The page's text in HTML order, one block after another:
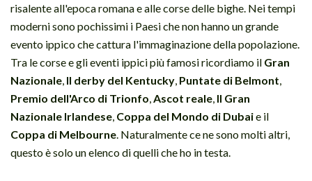
risalente all'epoca romana e alle corse delle bighe. Nei tempi
moderni sono pochissimi i Paesi che non hanno un grande
evento ippico che cattura l'immaginazione della popolazione.
Tra le corse e gli eventi ippici più famosi ricordiamo il Gran
Nazionale Il derby del Kentucky Puntate di Belmont
Premio dell'Arco di Trionfo Ascot reale Il Gran
Nazionale Irlandese Coppa del Mondo di Dubaie il
Coppa di Melbourne . Naturalmente ce ne sono molti altri,
questo è solo un elenco di quelli che ho in testa.